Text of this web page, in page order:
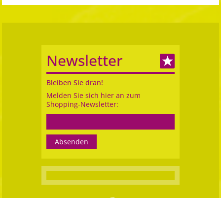
Newsletter
Bleiben Sie dran!
Melden Sie sich hier an zum
Shopping-Newsletter: